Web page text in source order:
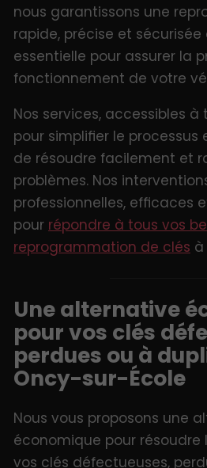
nous garantissons une
rapide, précise et sécurisée
essentielle pour assurer la
fonctionnement de votre
Nos services, accessibles à
pour simplifier le
de résoudre facilement et
problèmes. Nos
professionnelles, efficaces
pour répondre à tous vos
reprogrammation de clés à
Une alternative
pour vos clés
perdues ou à
Oncy-sur-École
Nous vous proposons une
économique pour résoudre
vos clés défectueuses,